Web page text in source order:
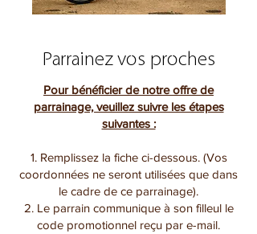
Parrainez vos proches
Pour bénéficier de notre offre de
parrainage, veuillez suivre les étapes
suivantes :
1. Remplissez la fiche ci-dessous. (Vos
coordonnées ne seront utilisées que dans
le cadre de ce parrainage).
2. Le parrain communique à son filleul le
code promotionnel reçu par e-mail.